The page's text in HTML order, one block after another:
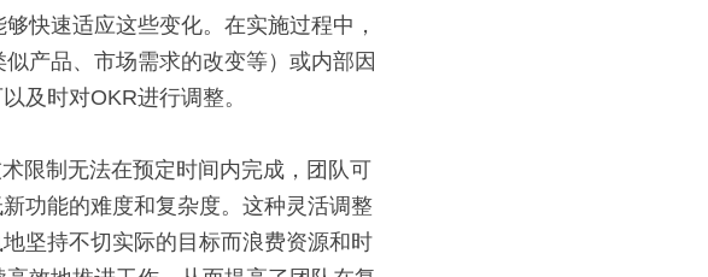
快速适应这些变化。在实施过程中，
产品、市场需求的改变等）或内部因
及时对OKR进行调整。
功能的难度和复杂度。这种灵活调整
坚持不切实际的目标而浪费资源和时